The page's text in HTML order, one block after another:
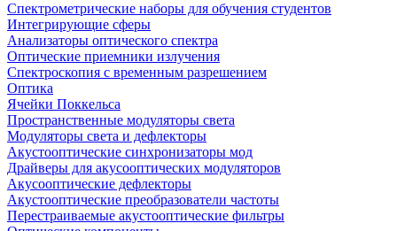
Спектрометрические наборы для обучения студентов
Интегрирующие сферы
Анализаторы оптического спектра
Оптические приемники излучения
Спектроскопия с временным разрешением
Оптика
Ячейки Поккельса
Пространственные модуляторы света
Модуляторы света и дефлекторы
Акустооптические синхронизаторы мод
Драйверы для акусооптических модуляторов
Акусооптические дефлекторы
Акустооптические преобразователи частоты
Перестраиваемые акустооптические фильтры